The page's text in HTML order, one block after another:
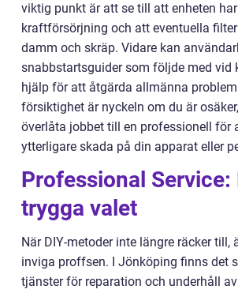
viktig punkt är att se till att enheten
kraftförsörjning och att eventuella
damm och skräp. Vidare kan
snabbstartsguider som följde med vid
hjälp för att åtgärda allmänna
försiktighet är nyckeln om du är
överlåta jobbet till en professionell för
ytterligare skada på din apparat eller
Professional Service:
trygga valet
När DIY-metoder inte längre räcker till,
inviga proffsen. I Jönköping finns det
tjänster för reparation och underhåll